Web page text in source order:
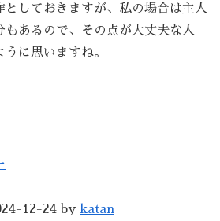
としておきますが、私の場合は主人
もあるので、その点が大丈夫な人
に思いますね。
12-24 by katan